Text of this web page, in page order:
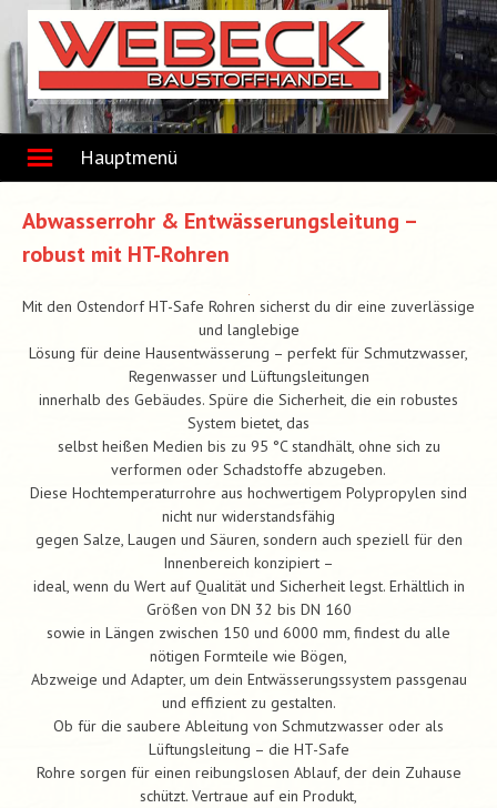
content
Hauptmenü
Abwasserrohr & Entwässerungsleitung –
robust mit HT-Rohren
Mit den Ostendorf HT-Safe Rohren sicherst du dir eine zuverlässige
und langlebige
Lösung für deine Hausentwässerung – perfekt für Schmutzwasser,
Regenwasser und Lüftungsleitungen
innerhalb des Gebäudes. Spüre die Sicherheit, die ein robustes
System bietet, das
selbst heißen Medien bis zu 95 °C standhält, ohne sich zu
verformen oder Schadstoffe abzugeben.
Diese Hochtemperaturrohre aus hochwertigem Polypropylen sind
nicht nur widerstandsfähig
gegen Salze, Laugen und Säuren, sondern auch speziell für den
Innenbereich konzipiert –
ideal, wenn du Wert auf Qualität und Sicherheit legst. Erhältlich in
Größen von DN 32 bis DN 160
sowie in Längen zwischen 150 und 6000 mm, findest du alle
nötigen Formteile wie Bögen,
Abzweige und Adapter, um dein Entwässerungssystem passgenau
und effizient zu gestalten.
Ob für die saubere Ableitung von Schmutzwasser oder als
Lüftungsleitung – die HT-Safe
Rohre sorgen für einen reibungslosen Ablauf, der dein Zuhause
schützt. Vertraue auf ein Produkt,